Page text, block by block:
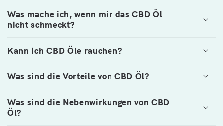
Was mache ich, wenn mir das CBD Öl
nicht schmeckt?
Kann ich CBD Öle rauchen?
Was sind die Vorteile von CBD Öl?
Was sind die Nebenwirkungen von CBD
Öl?